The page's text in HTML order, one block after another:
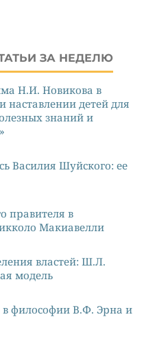
ЗА НЕДЕЛЮ
Н.И. Новикова в
наставлении детей для
знаний и
Василия Шуйского: ее
правителя в
Макиавелли
властей: Ш.Л.
модель
философии В.Ф. Эрна и